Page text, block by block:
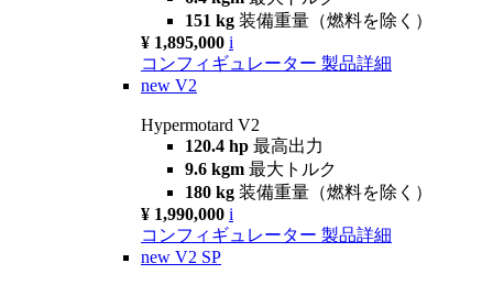
151 kg 装備重量（燃料を除く）
¥ 1,895,000 i
コンフィギュレーター 製品詳細
new V2
Hypermotard V2
120.4 hp 最高出力
9.6 kgm 最大トルク
180 kg 装備重量（燃料を除く）
¥ 1,990,000 i
コンフィギュレーター 製品詳細
new V2 SP